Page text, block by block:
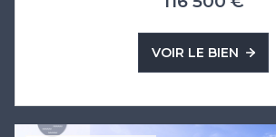
VOIR LE BIEN